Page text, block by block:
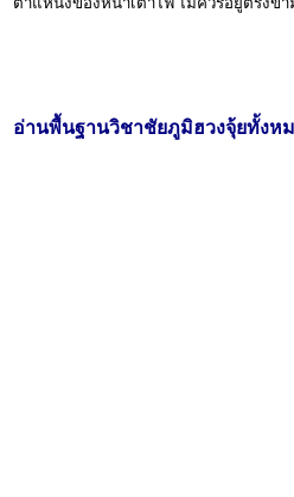
อ่านพื้นฐานวิชาชัยภูมิฮวงจุ้ยทั้งห